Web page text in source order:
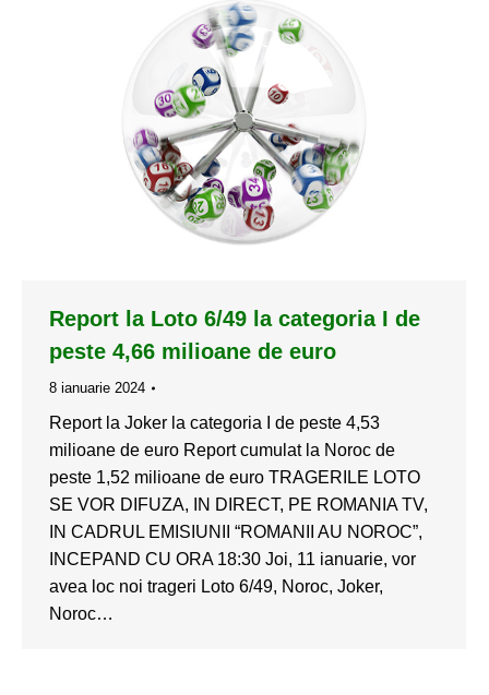
Report la Loto 6/49 la categoria I de
peste 4,66 milioane de euro
8 ianuarie 2024
Report la Joker la categoria I de peste 4,53
milioane de euro Report cumulat la Noroc de
peste 1,52 milioane de euro TRAGERILE LOTO
SE VOR DIFUZA, IN DIRECT, PE ROMANIA TV,
IN CADRUL EMISIUNII “ROMANII AU NOROC”,
INCEPAND CU ORA 18:30 Joi, 11 ianuarie, vor
avea loc noi trageri Loto 6/49, Noroc, Joker,
Noroc…